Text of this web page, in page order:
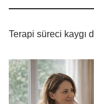
Terapi süreci kaygı